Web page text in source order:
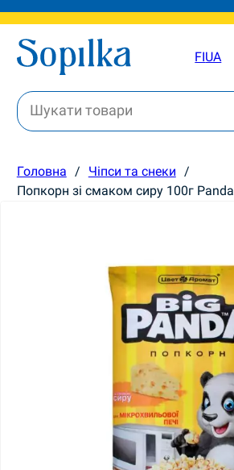
FIUA
Головна / Чіпси та снеки /
Попкорн зі смаком сиру 100г Panda